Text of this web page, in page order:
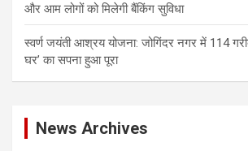
और आम लोगों को मिलेगी बैंकिंग सुविधा
स्वर्ण जयंती आश्रय योजना: जोगिंदर नगर में 114 गरीब
घर’ का सपना हुआ पूरा
News Archives